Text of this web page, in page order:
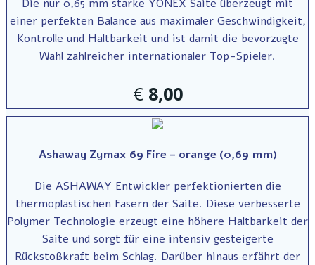
Die nur 0,65 mm starke YONEX Saite überzeugt mit
einer perfekten Balance aus maximaler Geschwindigkeit,
Kontrolle und Haltbarkeit und ist damit die bevorzugte
Wahl zahlreicher internationaler Top-Spieler.
€ 8,00
Ashaway Zymax 69 Fire – orange (0,69 mm)
Die ASHAWAY Entwickler perfektionierten die
thermoplastischen Fasern der Saite. Diese verbesserte
Polymer Technologie erzeugt eine höhere Haltbarkeit der
Saite und sorgt für eine intensiv gesteigerte
Rückstoßkraft beim Schlag. Darüber hinaus erfährt der